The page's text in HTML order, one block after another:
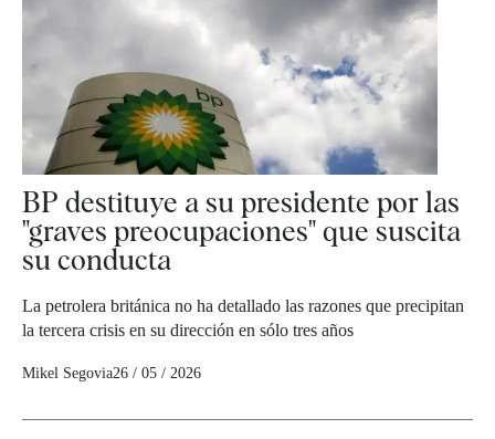
BP destituye a su presidente por las
"graves preocupaciones" que suscita
su conducta
La petrolera británica no ha detallado las razones que precipitan
la tercera crisis en su dirección en sólo tres años
Mikel Segovia26 / 05 / 2026